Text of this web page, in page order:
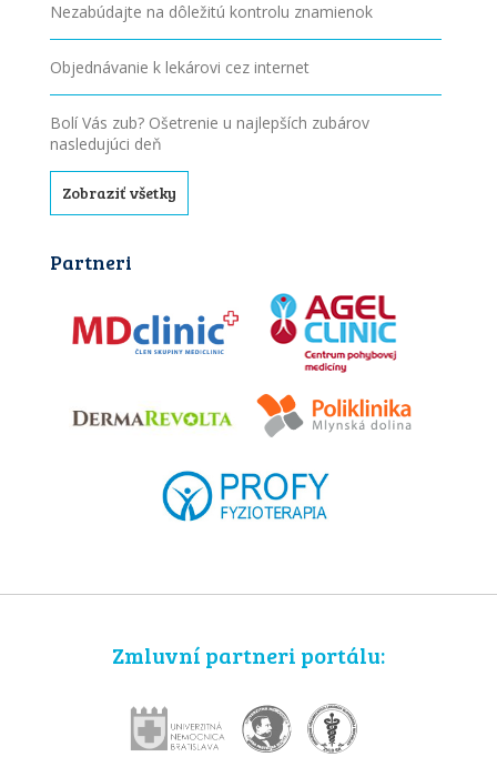
Nezabúdajte na dôležitú kontrolu znamienok
Objednávanie k lekárovi cez internet
Bolí Vás zub? Ošetrenie u najlepších zubárov
nasledujúci deň
Zobraziť všetky
Partneri
Zmluvní partneri portálu: